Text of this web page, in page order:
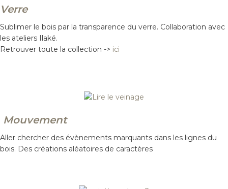
Verre
Sublimer le bois par la transparence du verre. Collaboration avec
les ateliers Ilaké.
Retrouver toute la collection -> ici
Mouvement
Aller chercher des évènements marquants dans les lignes du
bois. Des créations aléatoires de caractères